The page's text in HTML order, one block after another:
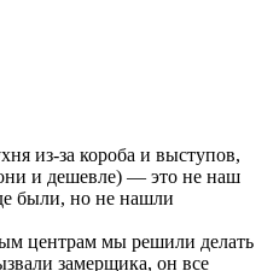
из-за короба и выступов,
и дешевле) — это не наш
были, но не нашли
центрам мы решили делать
замерщика, он все